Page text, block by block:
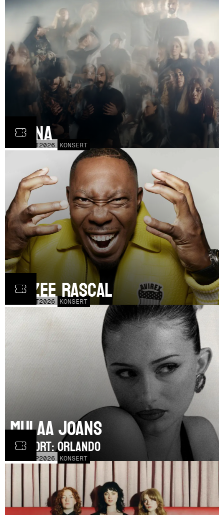
OCT2026 KONSERT
Fauna
OCT2026 KONSERT
Dizzee Rascal
SEP2026 KONSERT
Mulaa Joans
SUPPORT: Orlando